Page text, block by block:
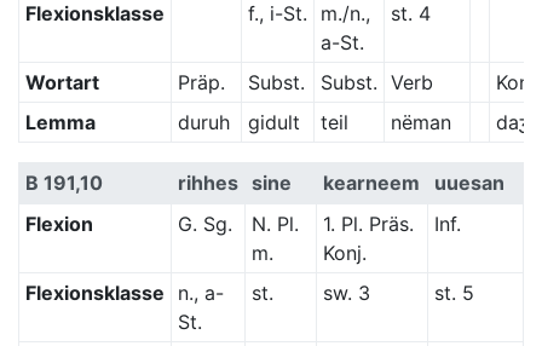
Flexionsklasse
f., i-St.
m./n.,
a-St.
st. 4
Wortart Präp. Subst. Subst. Verb
Konj.
Lemma
duruh gidult teil nëman daʒ
B 191,10 rihhes sine kearneem
uuesan
Flexion
G. Sg.
N. Pl.
m.
1. Pl. Präs.
Konj.
Inf.
Flexionsklasse
n., a-
St.
st. sw. 3 st. 5